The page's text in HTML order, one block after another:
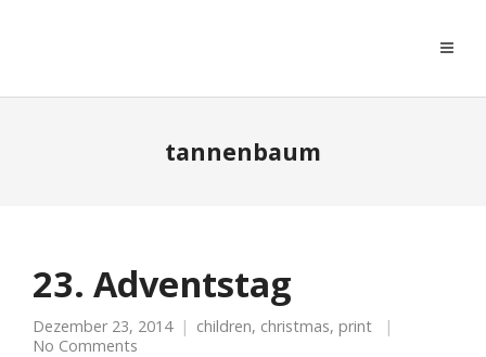
tannenbaum
23. Adventstag
Dezember 23, 2014 children, christmas, print
No Comments